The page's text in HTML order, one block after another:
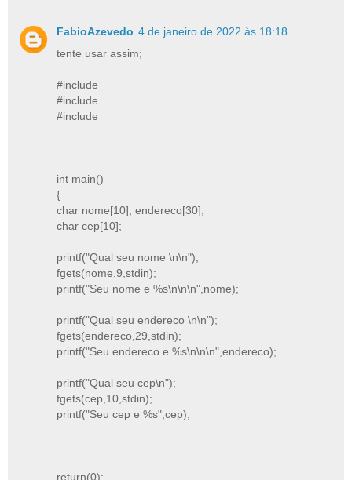
FabioAzevedo 4 de janeiro de 2022 às 18:18
tente usar assim;
#include
#include
#include
int main()
{
char nome[10], endereco[30];
char cep[10];
printf("Qual seu nome \n\n");
fgets(nome,9,stdin);
printf("Seu nome e %s\n\n\n",nome);
printf("Qual seu endereco \n\n");
fgets(endereco,29,stdin);
printf("Seu endereco e %s\n\n\n",endereco);
printf("Qual seu cep\n");
fgets(cep,10,stdin);
printf("Seu cep e %s",cep);
return(0);